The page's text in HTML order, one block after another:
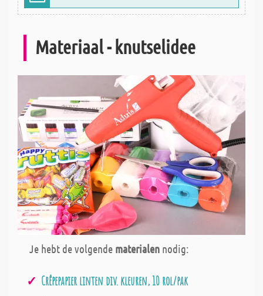
Materiaal - knutselidee
Je hebt de volgende materialen nodig:
Crêpepapier linten div. kleuren, 10 rol/pak